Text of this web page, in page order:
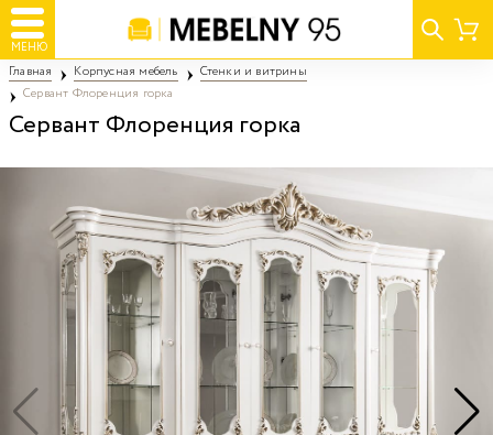
МЕНЮ
Главная Корпусная мебель
Стенки и витрины
Сервант Флоренция горка
Сервант Флоренция горка